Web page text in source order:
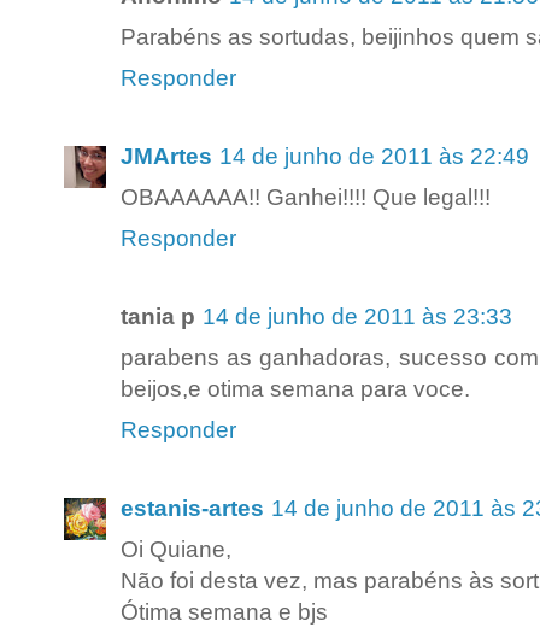
Parabéns as sortudas, beijinhos quem
Responder
JMArtes 14 de junho de 2011 às 22:49
OBAAAAAA!! Ganhei!!!! Que legal!!!
Responder
tania p 14 de junho de 2011 às 23:33
parabens as ganhadoras, sucesso
beijos,e otima semana para voce.
Responder
estanis-artes 14 de junho de 2011 às
Oi Quiane,
Não foi desta vez, mas parabéns às
Ótima semana e bjs